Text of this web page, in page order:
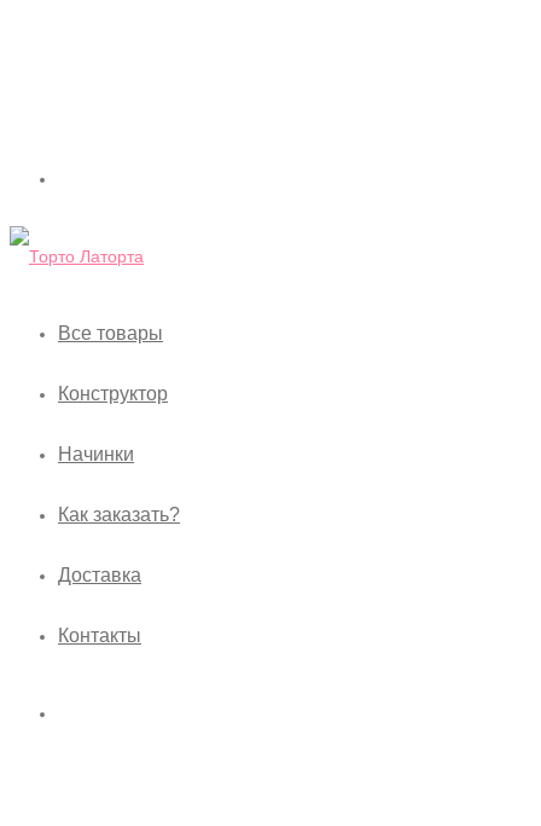
Все товары
Конструктор
Начинки
Как заказать?
Доставка
Контакты